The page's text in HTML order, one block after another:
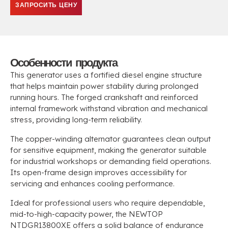
ЗАПРОСИТЬ ЦЕНУ
Особенности продукта
This generator uses a fortified diesel engine structure
that helps maintain power stability during prolonged
running hours. The forged crankshaft and reinforced
internal framework withstand vibration and mechanical
stress, providing long-term reliability.
The copper-winding alternator guarantees clean output
for sensitive equipment, making the generator suitable
for industrial workshops or demanding field operations.
Its open-frame design improves accessibility for
servicing and enhances cooling performance.
Ideal for professional users who require dependable,
mid-to-high-capacity power, the NEWTOP
NTDGR13800XE offers a solid balance of endurance